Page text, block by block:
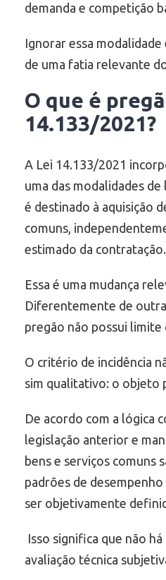
demanda e competição
Ignorar essa modalidade
de uma fatia relevante
O que é
14.133/2021?
A Lei 14.133/2021
uma das modalidades
é destinado à aquisição
comuns,
estimado da contratação.
Essa é uma mudança
Diferentemente de
pregão não possui limite
O critério de incidência
sim qualitativo: o objeto
De acordo com a lógica
legislação anterior e
bens e serviços comuns
padrões de
ser objetivamente
Isso significa que não
avaliação técnica